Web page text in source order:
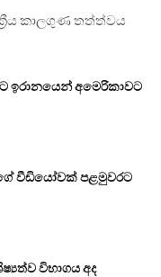
කාලගුණ තත්ත්වය
ඉරානයෙන් අමෙරිකාවට
වීඩියෝවක් පළමුවරට
විභාගය අද